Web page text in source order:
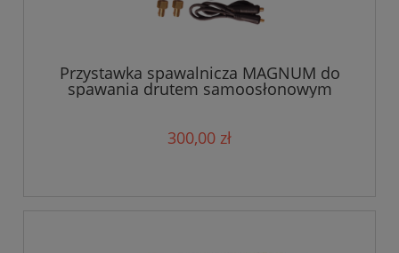
Przystawka spawalnicza MAGNUM do
spawania drutem samoosłonowym
300,00 zł